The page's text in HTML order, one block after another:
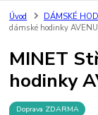
Úvod DÁMSKÉ
dámské hodinky
MINET
hodinky
Doprava ZDARMA